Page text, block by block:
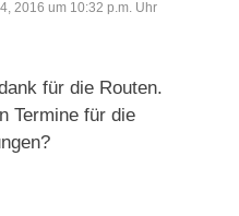
2016 um 10:32 p.m. Uhr
für die Routen.
Termine für die